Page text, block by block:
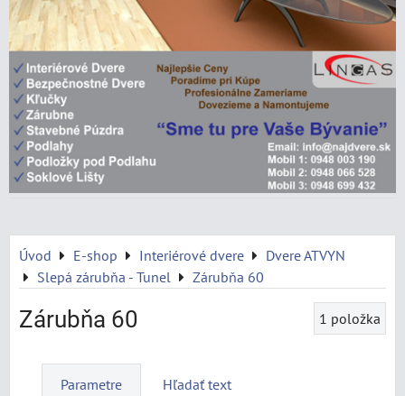
Úvod E-shop Interiérové dvere
Dvere ATVYN
Slepá zárubňa - Tunel
Zárubňa 60
Zárubňa 60 1 položka
Parametre Hľadať text